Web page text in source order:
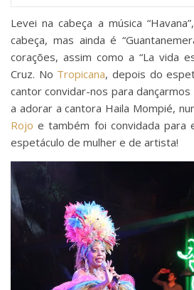
Levei na cabeça a música
cabeça, mas ainda é
corações, assim como a “La vida
Cruz. No Tropicana, depois do
cantor convidar-nos para dançarmos
a adorar a cantora Haila Mompié,
Rojo e também foi convidada para
espetáculo de mulher e de artista!